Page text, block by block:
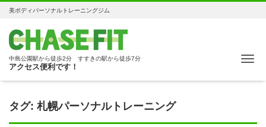
美ボディパーソナルトレーニングジム
中島公園駅から徒歩2分 すすきの駅から徒歩7分
アクセス便利です！
タグ: 札幌パーソナルトレーニング